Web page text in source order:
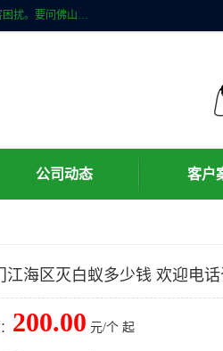
佛山儒创有害生物防治有限公司是一家佛山南海区杀虫公司、佛山除四害公司、佛山灭白蚁公司、佛山白蚁防治公司，让您远离虫害困扰。要问佛山白蚁防治哪家好？佛山儒创有害生物防治有限公司全佛山、广州，正规公司，上门勘查，可靠，售后有保障。
公司动态 客户
江海区灭白蚁多少钱 欢迎电
200.00 元/个 起